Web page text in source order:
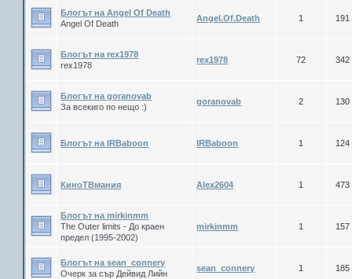
Блогът на Angel Of Death
Angel Of Death
Angel.Of.Death 1 191
Блогът на rex1978
rex1978
rex1978 72 342
Блогът на goranovab
За всекиго по нещо :)
goranovab 2 130
Блогът на IRBaboon IRBaboon 1 124
КиноТВмания Alex2604 1 473
Блогът на mirkinmm
The Оuter limits - До краен
предел (1995-2002)
mirkinmm 1 157
Блогът на sean_connery
Очерк за сър Дейвид Лийн
sean_connery 1 185